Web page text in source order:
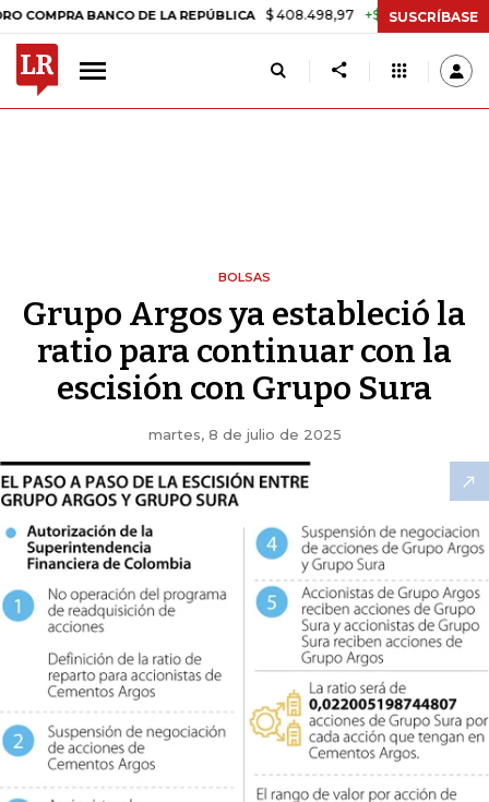
BANCO DE LA REPÚBLICA $ 408.498,97 +$ 8.753,81 +2,19%
SUSCRÍBASE
BOLSAS
Grupo Argos ya estableció la
ratio para continuar con la
escisión con Grupo Sura
martes, 8 de julio de 2025